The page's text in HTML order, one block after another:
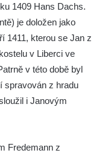
1409 Hans Dachs.
je doložen jako
1411, kterou se Jan z
v Liberci ve
v této době byl
spravován z hradu
i Janovým
Fredemann z